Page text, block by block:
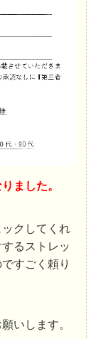
ました。
クしてくれ
るストレッ
すごく頼り
いします。